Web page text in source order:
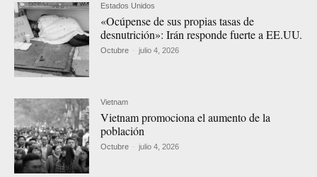
Estados Unidos
«Ocúpense de sus propias tasas de
desnutrición»: Irán responde fuerte a EE.UU.
Octubre - julio 4, 2026
Vietnam
Vietnam promociona el aumento de la
población
Octubre - julio 4, 2026